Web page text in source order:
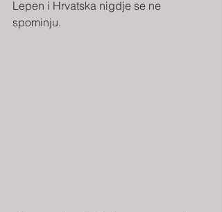
Lepen i Hrvatska nigdje se ne
spominju.